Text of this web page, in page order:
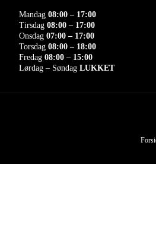
Mandag 08:00 – 17:00
Tirsdag 08:00 – 17:00
Onsdag 07:00 – 17:00
Torsdag 08:00 – 18:00
Fredag 08:00 – 15:00
Lørdag – Søndag LUKKET